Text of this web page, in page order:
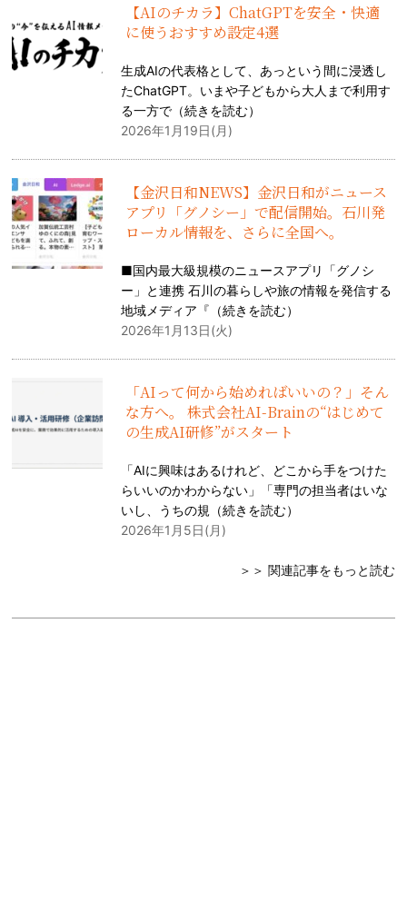
【AIのチカラ】ChatGPTを安全・快適
に使うおすすめ設定4選
生成AIの代表格として、あっという間に浸透し
たChatGPT。いまや子どもから大人まで利用す
る一方で（続きを読む）
2026年1月19日(月)
【金沢日和NEWS】金沢日和がニュース
アプリ「グノシー」で配信開始。石川発
ローカル情報を、さらに全国へ。
■国内最大級規模のニュースアプリ「グノシ
ー」と連携 石川の暮らしや旅の情報を発信する
地域メディア『（続きを読む）
2026年1月13日(火)
「AIって何から始めればいいの？」そん
な方へ。 株式会社AI-Brainの“はじめて
の生成AI研修”がスタート
「AIに興味はあるけれど、どこから手をつけた
らいいのかわからない」「専門の担当者はいな
いし、うちの規（続きを読む）
2026年1月5日(月)
＞＞ 関連記事をもっと読む